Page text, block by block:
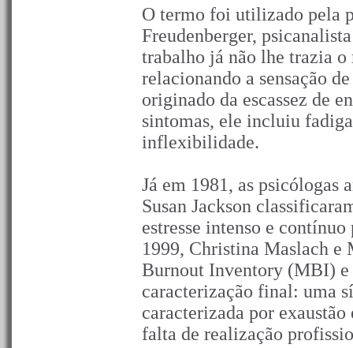
O termo foi utilizado pela
Freudenberger,
trabalho já não lhe trazia o
relacionando a sensação
originado da escassez de
sintomas, ele incluiu
inflexibilidade.
Já em 1981, as psicólogas
Susan Jackson
estresse intenso e
1999, Christina Maslach
Burnout Inventory (MBI) e
caracterização final: uma
caracterizada por
falta de realização